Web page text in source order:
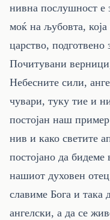
нивна послушност е
моќ на љубовта,
царство, подготвено
Почитувани
Небесните сили,
чувари, туку тие и
постојан наш
нив и како светите
постојано да
нашиот духовен
славиме Бога и така
ангелски, а да се